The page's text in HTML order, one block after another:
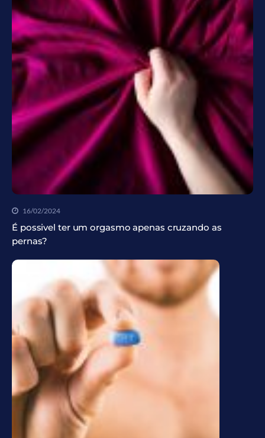
16/02/2024
É possivel ter um orgasmo apenas cruzando as
pernas?